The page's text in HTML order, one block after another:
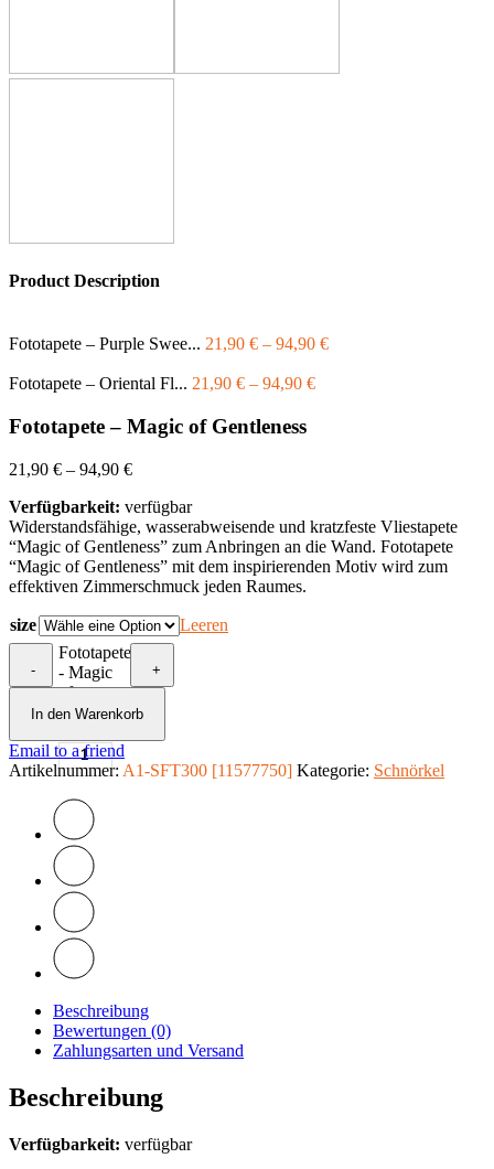
Product Description
Fototapete – Purple Swee... 21,90 € – 94,90 €
Fototapete – Oriental Fl... 21,90 € – 94,90 €
Fototapete – Magic of Gentleness
21,90 € – 94,90 €
Verfügbarkeit: verfügbar
Widerstandsfähige, wasserabweisende und kratzfeste Vliestapete
“Magic of Gentleness” zum Anbringen an die Wand. Fototapete
“Magic of Gentleness” mit dem inspirierenden Motiv wird zum
effektiven Zimmerschmuck jeden Raumes.
size Leeren
-
Fototapete
- Magic
of
Gentleness
+
In den Warenkorb
Email to a friend
Artikelnummer: A1-SFT300 [11577750] Kategorie: Schnörkel
Beschreibung
Bewertungen (0)
Zahlungsarten und Versand
Beschreibung
Verfügbarkeit: verfügbar